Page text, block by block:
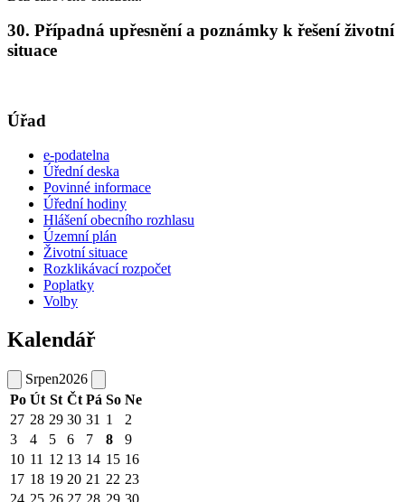
30. Případná upřesnění a poznámky k řešení životní
situace
Úřad
e-podatelna
Úřední deska
Povinné informace
Úřední hodiny
Hlášení obecního rozhlasu
Územní plán
Životní situace
Rozklikávací rozpočet
Poplatky
Volby
Kalendář
Srpen2026
Po Út St Čt Pá So Ne
27 28 29 30 31 1
2
3
4 5 6 7 8
9
10 11 12 13 14 15 16
17 18 19 20 21 22 23